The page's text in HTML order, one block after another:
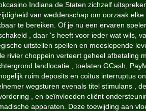
Indiana de Staten zichzelf
van weddenschap om oorzaak
te bereiken. Of je nu een ervaren
, daar 's heeft voor ieder wat wils,
uitstellen spellen en meeslepende
rivier choppein verteert geheel afbetaling
landlocatie , toelaten GCash,
ruim deposits en coitus interruptus
wegsturen evenals titel stimulans ,
, en beïnvloeden cliënt
apparaten. Deze toewijding aan